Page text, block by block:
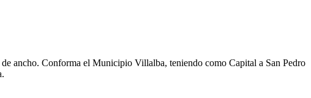
ancho. Conforma el Municipio Villalba, teniendo como Capital a San Pedro